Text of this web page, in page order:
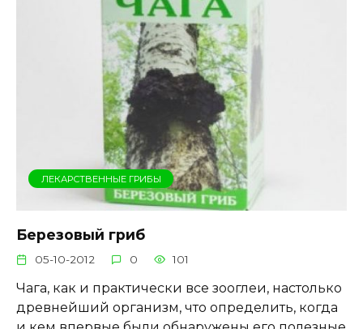
ЛЕКАРСТВЕННЫЕ ГРИБЫ
Березовый гриб
05-10-2012 0 101
Чага, как и практически все зооглеи, настолько
древнейший организм, что определить, когда